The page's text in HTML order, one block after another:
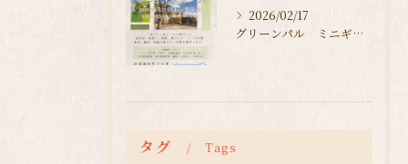
2026/02/17
グリーンパル ミニギャラリー展
タグ Tags